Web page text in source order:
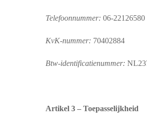
Telefoonnummer: 06-22126580
KvK-nummer: 70402884
Btw-identificatienummer:
Artikel 3 – Toepasselijkheid